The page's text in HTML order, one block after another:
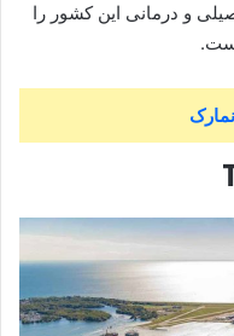
و درمانی این کشور را